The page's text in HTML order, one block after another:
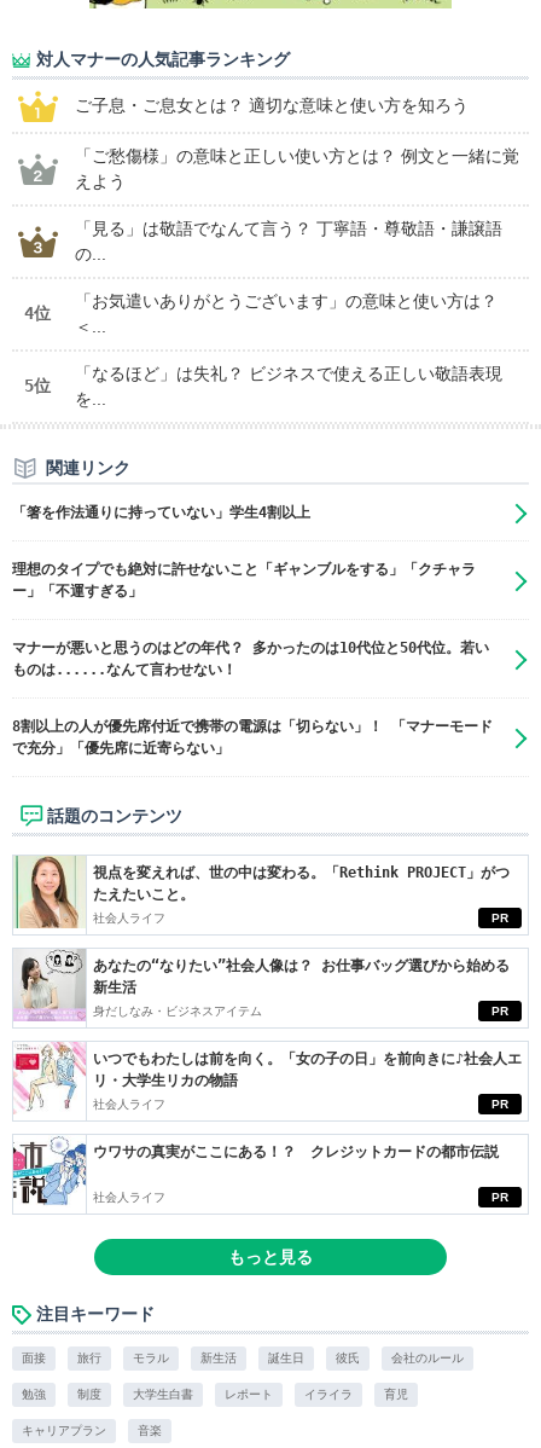
対人マナーの人気記事ランキング
ご子息・ご息女とは？ 適切な意味と使い方を知ろう
「ご愁傷様」の意味と正しい使い方とは？ 例文と一緒に覚
えよう
「見る」は敬語でなんて言う？ 丁寧語・尊敬語・謙譲語
の...
4位
「お気遣いありがとうございます」の意味と使い方は？
＜...
5位
「なるほど」は失礼？ ビジネスで使える正しい敬語表現
を...
関連リンク
「箸を作法通りに持っていない」学生4割以上
理想のタイプでも絶対に許せないこと「ギャンブルをする」「クチャラ
ー」「不運すぎる」
マナーが悪いと思うのはどの年代？ 多かったのは10代位と50代位。若い
ものは......なんて言わせない！
8割以上の人が優先席付近で携帯の電源は「切らない」！ 「マナーモード
で充分」「優先席に近寄らない」
話題のコンテンツ
PR
視点を変えれば、世の中は変わる。「Rethink PROJECT」がつ
たえたいこと。
社会人ライフ
PR
あなたの“なりたい”社会人像は？ お仕事バッグ選びから始める
新生活
身だしなみ・ビジネスアイテム
PR
いつでもわたしは前を向く。「女の子の日」を前向きに♪社会人エ
リ・大学生リカの物語
社会人ライフ
PR
ウワサの真実がここにある！？ クレジットカードの都市伝説
社会人ライフ
もっと見る
注目キーワード
面接 旅行 モラル 新生活 誕生日 彼氏 会社のルール
勉強 制度 大学生白書 レポート イライラ 育児
キャリアプラン 音楽